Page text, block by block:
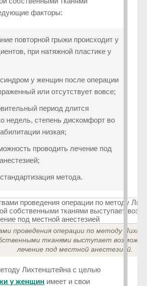
факторы:
повторной грыжи происходит у
при натяжной пластике у
у женщин после операции
или отсутствует вовсе;
период длится
недель, степень дискомфорт во
низкая;
проводить лечение под
метода.
проведения операции по методу
тканями выступает
лечение под местной анестезией.
Лихтенштейна с целью
у женщин имеет и свои